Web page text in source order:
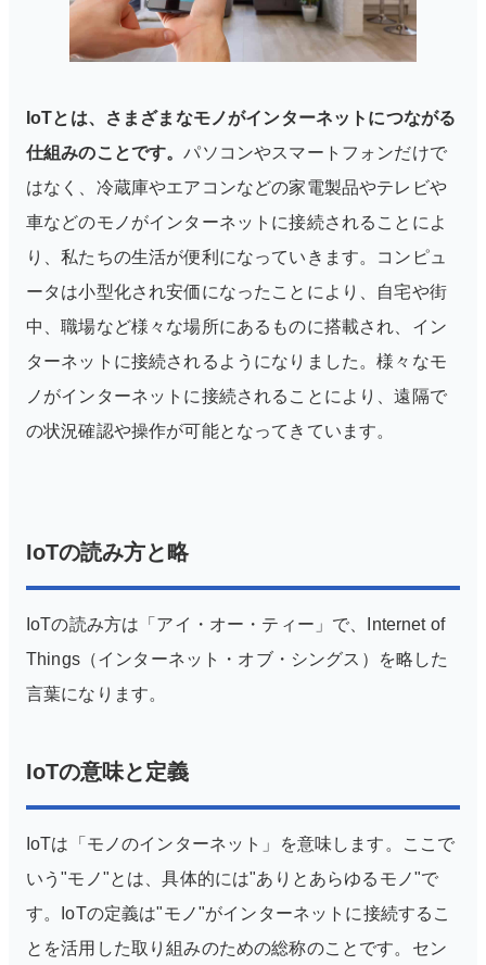
IoTとは、さまざまなモノがインターネットにつながる
仕組みのことです。パソコンやスマートフォンだけで
はなく、冷蔵庫やエアコンなどの家電製品やテレビや
車などのモノがインターネットに接続されることによ
り、私たちの生活が便利になっていきます。コンピュ
ータは小型化され安価になったことにより、自宅や街
中、職場など様々な場所にあるものに搭載され、イン
ターネットに接続されるようになりました。様々なモ
ノがインターネットに接続されることにより、遠隔で
の状況確認や操作が可能となってきています。
IoTの読み方と略
IoTの読み方は「アイ・オー・ティー」で、Internet of
Things（インターネット・オブ・シングス）を略した
言葉になります。
IoTの意味と定義
IoTは「モノのインターネット」を意味します。ここで
いう"モノ"とは、具体的には"ありとあらゆるモノ"で
す。IoTの定義は"モノ"がインターネットに接続するこ
とを活用した取り組みのための総称のことです。セン